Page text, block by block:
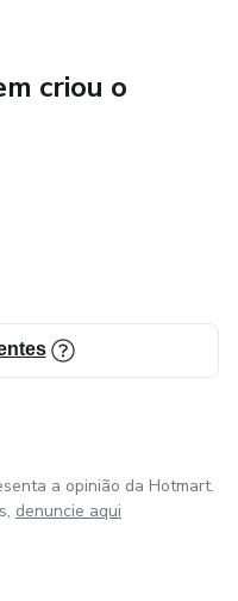
criou o
a opinião da Hotmart.
denuncie aqui